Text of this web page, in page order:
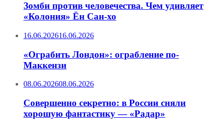
Зомби против человечества. Чем удивляет
«Колония» Ён Сан-хо
16.06.202616.06.2026
«Ограбить Лондон»: ограбление по-
Маккензи
08.06.202608.06.2026
Совершенно секретно: в России сняли
хорошую фантастику — «Радар»